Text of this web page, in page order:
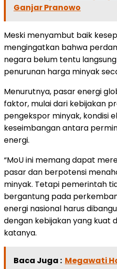
Ganjar Pranowo
Meski menyambut baik
mengingatkan bahwa
negara belum tentu
penurunan harga minyak
Menurutnya, pasar energi
faktor, mulai dari kebijakan
pengekspor minyak, kondisi
keseimbangan antara
energi.
“MoU ini memang dapat
pasar dan berpotensi
minyak. Tetapi pemerintah
bergantung pada
energi nasional harus
dengan kebijakan yang kuat
katanya.
Baca Juga : Megawati